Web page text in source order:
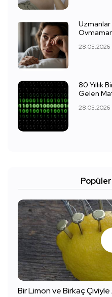
28.05.2026
80 Yıllık
Gelen
28.05.2026
Bir Limon ve Birkaç Çiviyle